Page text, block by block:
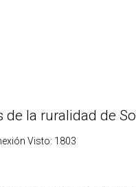
la ruralidad de
Visto: 1803